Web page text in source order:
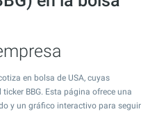
en bolsa de USA, cuyas
ticker BBG. Esta página ofrece una
y un gráfico interactivo para seguir